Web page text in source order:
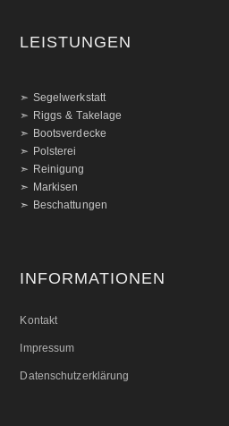
LEISTUNGEN
➣ Segelwerkstatt
➣ Riggs & Takelage
➣ Bootsverdecke
➣ Polsterei
➣ Reinigung
➣ Markisen
➣ Beschattungen
INFORMATIONEN
Kontakt
Impressum
Datenschutzerklärung